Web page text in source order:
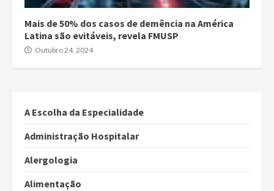
Mais de 50% dos casos de demência na América
Latina são evitáveis, revela FMUSP
Outubro 24, 2024
A Escolha da Especialidade
Administração Hospitalar
Alergologia
Alimentação